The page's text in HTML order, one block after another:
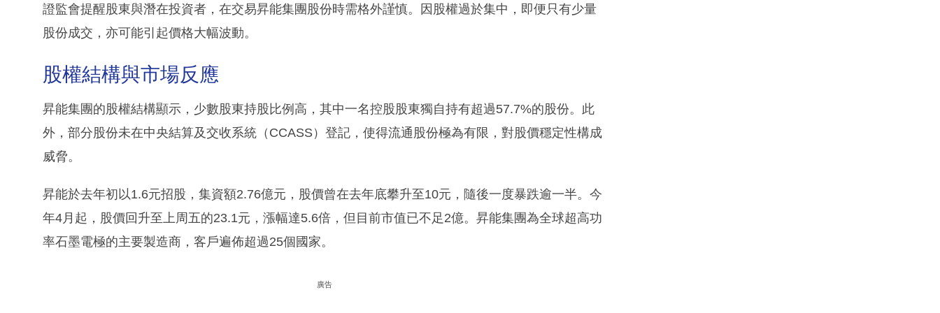
證監會提醒股東與潛在投資者，在交易昇能集團股份時需格外謹慎。因股權過於集中，即便只有少量
股份成交，亦可能引起價格大幅波動。
股權結構與市場反應
昇能集團的股權結構顯示，少數股東持股比例高，其中一名控股股東獨自持有超過57.7%的股份。此
外，部分股份未在中央結算及交收系統（CCASS）登記，使得流通股份極為有限，對股價穩定性構成
威脅。
昇能於去年初以1.6元招股，集資額2.76億元，股價曾在去年底攀升至10元，隨後一度暴跌逾一半。今
年4月起，股價回升至上周五的23.1元，漲幅達5.6倍，但目前市值已不足2億。昇能集團為全球超高功
率石墨電極的主要製造商，客戶遍佈超過25個國家。
廣告